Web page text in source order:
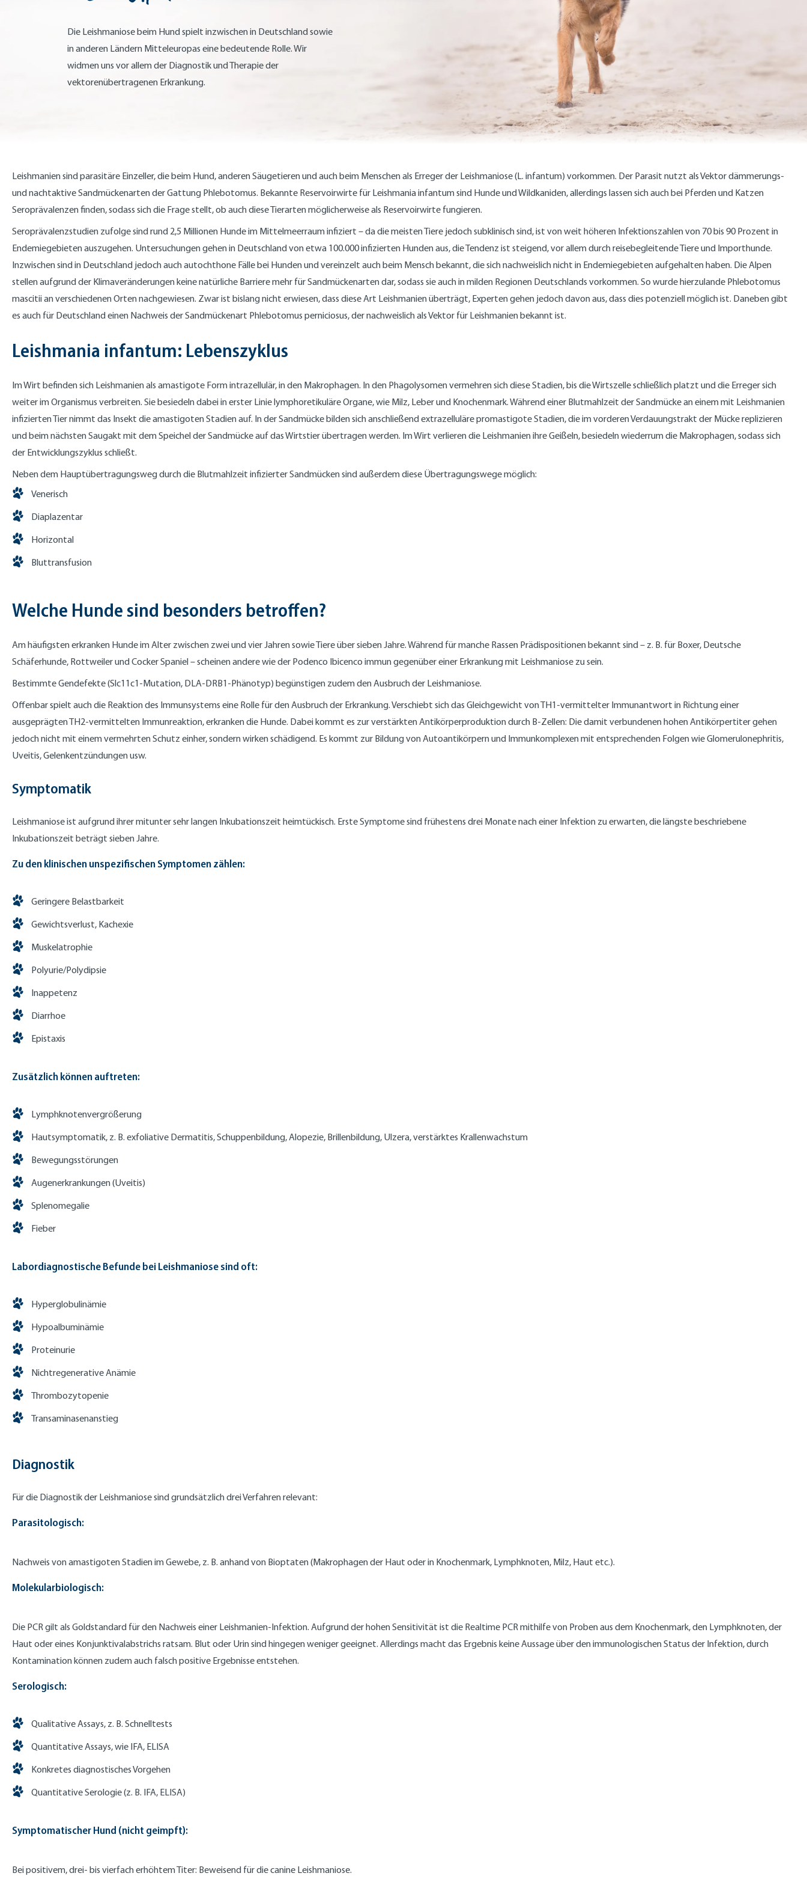
Die Leishmaniose beim Hund spielt inzwischen in Deutschland sowie
in anderen Ländern Mitteleuropas eine bedeutende Rolle. Wir
widmen uns vor allem der Diagnostik und Therapie der
vektorenübertragenen Erkrankung.
Leishmanien sind parasitäre Einzeller, die beim Hund, anderen Säugetieren und auch beim Menschen als Erreger der Leishmaniose (L. infantum) vorkommen. Der Parasit nutzt als Vektor dämmerungs-
und nachtaktive Sandmückenarten der Gattung Phlebotomus. Bekannte Reservoirwirte für Leishmania infantum sind Hunde und Wildkaniden, allerdings lassen sich auch bei Pferden und Katzen
Seroprävalenzen finden, sodass sich die Frage stellt, ob auch diese Tierarten möglicherweise als Reservoirwirte fungieren.
Seroprävalenzstudien zufolge sind rund 2,5 Millionen Hunde im Mittelmeerraum infiziert – da die meisten Tiere jedoch subklinisch sind, ist von weit höheren Infektionszahlen von 70 bis 90 Prozent in
Endemiegebieten auszugehen. Untersuchungen gehen in Deutschland von etwa 100.000 infizierten Hunden aus, die Tendenz ist steigend, vor allem durch reisebegleitende Tiere und Importhunde.
Inzwischen sind in Deutschland jedoch auch autochthone Fälle bei Hunden und vereinzelt auch beim Mensch bekannt, die sich nachweislich nicht in Endemiegebieten aufgehalten haben. Die Alpen
stellen aufgrund der Klimaveränderungen keine natürliche Barriere mehr für Sandmückenarten dar, sodass sie auch in milden Regionen Deutschlands vorkommen. So wurde hierzulande Phlebotomus
mascitii an verschiedenen Orten nachgewiesen. Zwar ist bislang nicht erwiesen, dass diese Art Leishmanien überträgt, Experten gehen jedoch davon aus, dass dies potenziell möglich ist. Daneben gibt
es auch für Deutschland einen Nachweis der Sandmückenart Phlebotomus perniciosus, der nachweislich als Vektor für Leishmanien bekannt ist.
Leishmania infantum: Lebenszyklus
Im Wirt befinden sich Leishmanien als amastigote Form intrazellulär, in den Makrophagen. In den Phagolysomen vermehren sich diese Stadien, bis die Wirtszelle schließlich platzt und die Erreger sich
weiter im Organismus verbreiten. Sie besiedeln dabei in erster Linie lymphoretikuläre Organe, wie Milz, Leber und Knochenmark. Während einer Blutmahlzeit der Sandmücke an einem mit Leishmanien
infizierten Tier nimmt das Insekt die amastigoten Stadien auf. In der Sandmücke bilden sich anschließend extrazelluläre promastigote Stadien, die im vorderen Verdauungstrakt der Mücke replizieren
und beim nächsten Saugakt mit dem Speichel der Sandmücke auf das Wirtstier übertragen werden. Im Wirt verlieren die Leishmanien ihre Geißeln, besiedeln wiederrum die Makrophagen, sodass sich
der Entwicklungszyklus schließt.
Neben dem Hauptübertragungsweg durch die Blutmahlzeit infizierter Sandmücken sind außerdem diese Übertragungswege möglich:
Venerisch
Diaplazentar
Horizontal
Bluttransfusion
Welche Hunde sind besonders betroffen?
Am häufigsten erkranken Hunde im Alter zwischen zwei und vier Jahren sowie Tiere über sieben Jahre. Während für manche Rassen Prädispositionen bekannt sind – z. B. für Boxer, Deutsche
Schäferhunde, Rottweiler und Cocker Spaniel – scheinen andere wie der Podenco Ibicenco immun gegenüber einer Erkrankung mit Leishmaniose zu sein.
Bestimmte Gendefekte (Slc11c1-Mutation, DLA-DRB1-Phänotyp) begünstigen zudem den Ausbruch der Leishmaniose.
Offenbar spielt auch die Reaktion des Immunsystems eine Rolle für den Ausbruch der Erkrankung. Verschiebt sich das Gleichgewicht von TH1-vermittelter Immunantwort in Richtung einer
ausgeprägten TH2-vermittelten Immunreaktion, erkranken die Hunde. Dabei kommt es zur verstärkten Antikörperproduktion durch B-Zellen: Die damit verbundenen hohen Antikörpertiter gehen
jedoch nicht mit einem vermehrten Schutz einher, sondern wirken schädigend. Es kommt zur Bildung von Autoantikörpern und Immunkomplexen mit entsprechenden Folgen wie Glomerulonephritis,
Uveitis, Gelenkentzündungen usw.
Symptomatik
Leishmaniose ist aufgrund ihrer mitunter sehr langen Inkubationszeit heimtückisch. Erste Symptome sind frühestens drei Monate nach einer Infektion zu erwarten, die längste beschriebene
Inkubationszeit beträgt sieben Jahre.
Zu den klinischen unspezifischen Symptomen zählen:
Geringere Belastbarkeit
Gewichtsverlust, Kachexie
Muskelatrophie
Polyurie/Polydipsie
Inappetenz
Diarrhoe
Epistaxis
Zusätzlich können auftreten:
Lymphknotenvergrößerung
Hautsymptomatik, z. B. exfoliative Dermatitis, Schuppenbildung, Alopezie, Brillenbildung, Ulzera, verstärktes Krallenwachstum
Bewegungsstörungen
Augenerkrankungen (Uveitis)
Splenomegalie
Fieber
Labordiagnostische Befunde bei Leishmaniose sind oft:
Hyperglobulinämie
Hypoalbuminämie
Proteinurie
Nichtregenerative Anämie
Thrombozytopenie
Transaminasenanstieg
Diagnostik
Für die Diagnostik der Leishmaniose sind grundsätzlich drei Verfahren relevant:
Parasitologisch:
Nachweis von amastigoten Stadien im Gewebe, z. B. anhand von Bioptaten (Makrophagen der Haut oder in Knochenmark, Lymphknoten, Milz, Haut etc.).
Molekularbiologisch:
Die PCR gilt als Goldstandard für den Nachweis einer Leishmanien-Infektion. Aufgrund der hohen Sensitivität ist die Realtime PCR mithilfe von Proben aus dem Knochenmark, den Lymphknoten, der
Haut oder eines Konjunktivalabstrichs ratsam. Blut oder Urin sind hingegen weniger geeignet. Allerdings macht das Ergebnis keine Aussage über den immunologischen Status der Infektion, durch
Kontamination können zudem auch falsch positive Ergebnisse entstehen.
Serologisch:
Qualitative Assays, z. B. Schnelltests
Quantitative Assays, wie IFA, ELISA
Konkretes diagnostisches Vorgehen
Quantitative Serologie (z. B. IFA, ELISA)
Symptomatischer Hund (nicht geimpft):
Bei positivem, drei- bis vierfach erhöhtem Titer: Beweisend für die canine Leishmaniose.